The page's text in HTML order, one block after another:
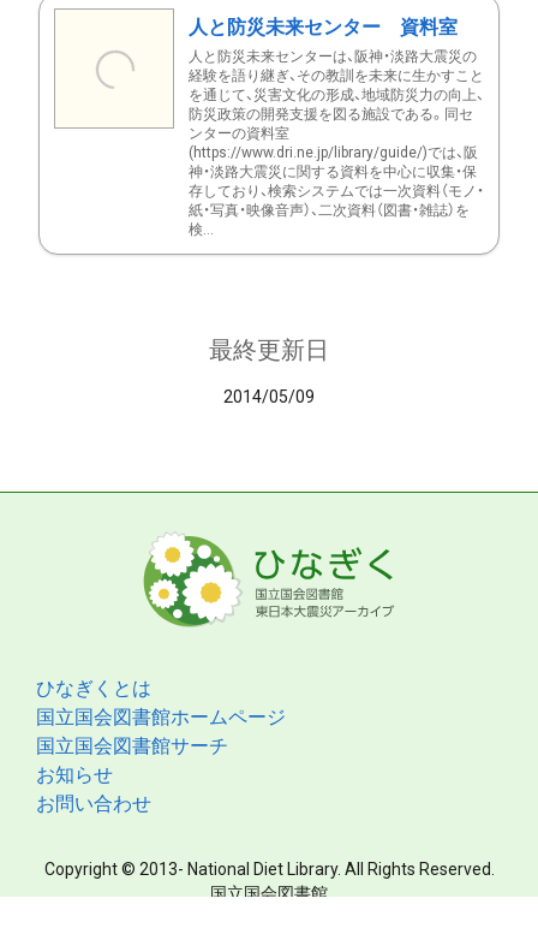
人と防災未来センター 資料室
人と防災未来センターは、阪神・淡路大震災の
経験を語り継ぎ、その教訓を未来に生かすこと
を通じて、災害文化の形成、地域防災力の向上、
防災政策の開発支援を図る施設である。同セ
ンターの資料室
(https://www.dri.ne.jp/library/guide/)では、阪
神・淡路大震災に関する資料を中心に収集・保
存しており、検索システムでは一次資料（モノ・
紙・写真・映像音声）、二次資料（図書・雑誌）を
検...
最終更新日
2014/05/09
ひなぎくとは
国立国会図書館ホームページ
国立国会図書館サーチ
お知らせ
お問い合わせ
Copyright © 2013- National Diet Library. All Rights Reserved.